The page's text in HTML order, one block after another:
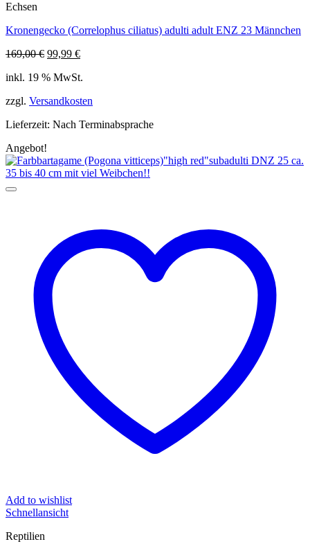
Echsen
Kronengecko (Correlophus ciliatus) adulti adult ENZ 23 Männchen
169,00€ Ursprünglicher
war:
99,99 €Aktueller
ist:
inkl. 19 % MwSt.
zzgl. Versandkosten
Lieferzeit: Nach Terminabsprache
Angebot!
Add to wishlist
Schnellansicht
Reptilien